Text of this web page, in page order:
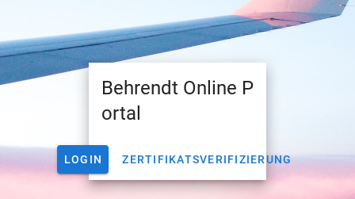
Behrendt Online P
ortal
LOGIN ZERTIFIKATSVERIFIZIERUNG